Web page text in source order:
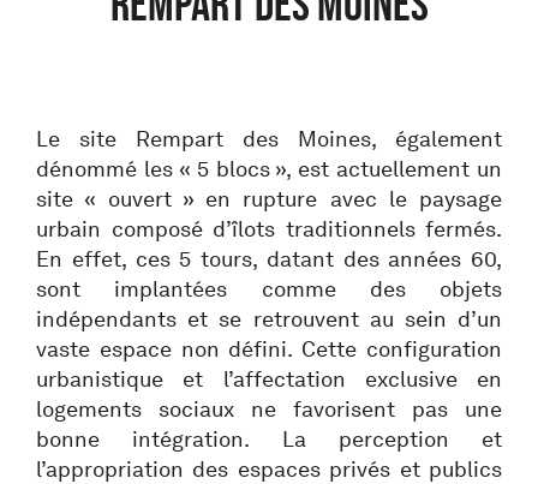
Le site Rempart des Moines, également
dénommé les « 5 blocs », est actuellement un
site « ouvert » en rupture avec le paysage
urbain composé d’îlots traditionnels fermés.
En effet, ces 5 tours, datant des années 60,
sont implantées comme des objets
indépendants et se retrouvent au sein d’un
vaste espace non défini. Cette configuration
urbanistique et l’affectation exclusive en
logements sociaux ne favorisent pas une
bonne intégration. La perception et
l’appropriation des espaces privés et publics